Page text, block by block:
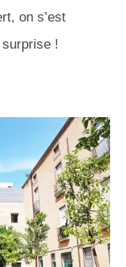
on s’est
!